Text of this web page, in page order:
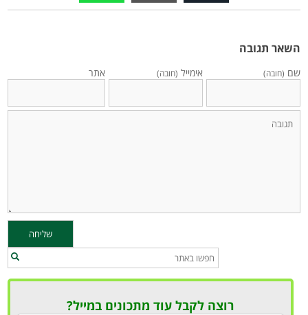
השאר תגובה
שם (חובה) אימייל (חובה) אתר
רוצה לקבל עוד מתכונים במייל?